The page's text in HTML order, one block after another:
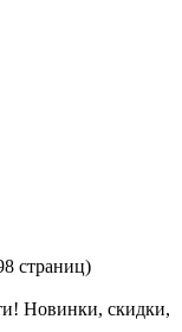
страниц)
Новинки, скидки,